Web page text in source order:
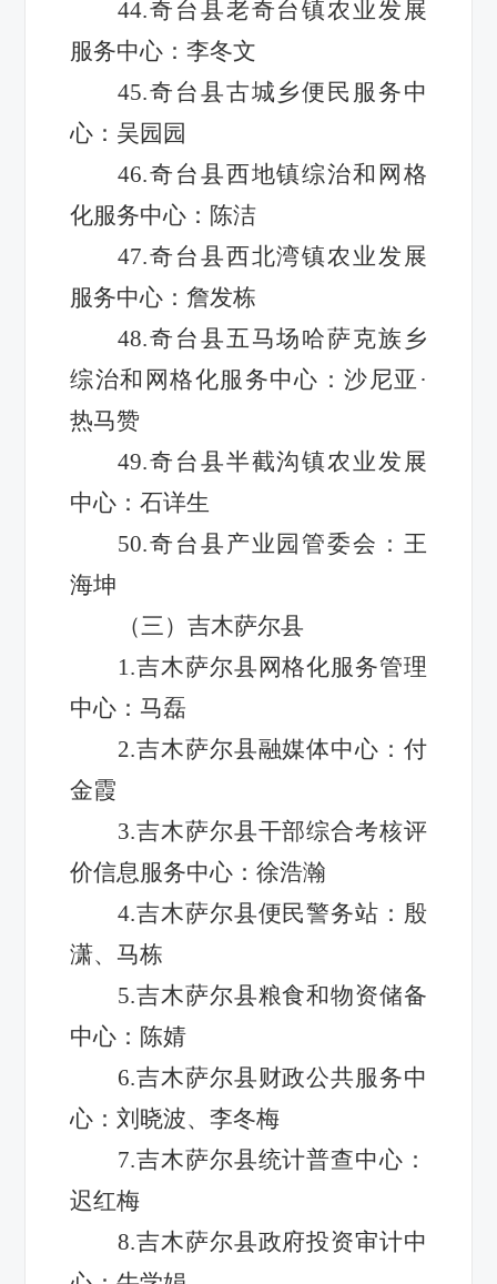
44.奇台县老奇台镇农业发展
服务中心：李冬文
45.奇台县古城乡便民服务中
心：吴园园
46.奇台县西地镇综治和网格
化服务中心：陈洁
47.奇台县西北湾镇农业发展
服务中心：詹发栋
48.奇台县五马场哈萨克族乡
综治和网格化服务中心：沙尼亚·
热马赞
49.奇台县半截沟镇农业发展
中心：石详生
50.奇台县产业园管委会：王
海坤
（三）吉木萨尔县
1.吉木萨尔县网格化服务管理
中心：马磊
2.吉木萨尔县融媒体中心：付
金霞
3.吉木萨尔县干部综合考核评
价信息服务中心：徐浩瀚
4.吉木萨尔县便民警务站：殷
潇、马栋
5.吉木萨尔县粮食和物资储备
中心：陈婧
6.吉木萨尔县财政公共服务中
心：刘晓波、李冬梅
7.吉木萨尔县统计普查中心：
迟红梅
8.吉木萨尔县政府投资审计中